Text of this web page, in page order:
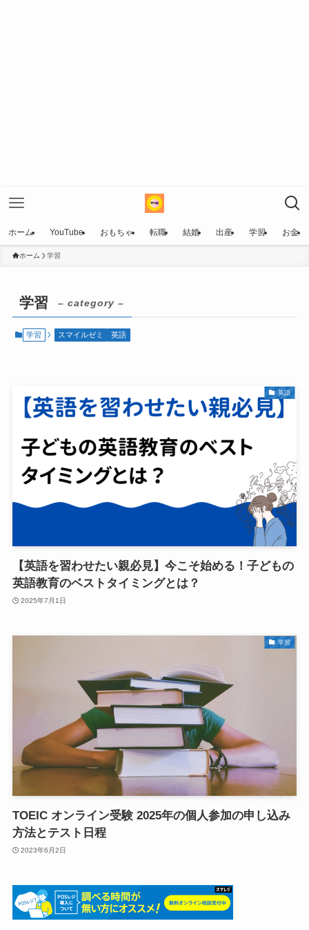
ホーム YouTube おもちゃ 転職 結婚 出産 学習 お金
ホーム 学習
学習 – category –
学習 スマイルゼミ 英語
英語
【英語を習わせたい親必見】今こそ始める！子どもの
英語教育のベストタイミングとは？
2025年7月1日
学習
TOEIC オンライン受験 2025年の個人参加の申し込み
方法とテスト日程
2023年6月2日